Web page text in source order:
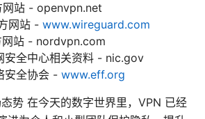
网站 - openvpn.net
网站 - www.wireguard.com
站 - nordvpn.com
安全中心相关资料 - nic.gov
安全协会 - www.eff.org